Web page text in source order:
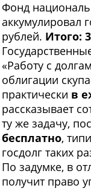
Фонд
аккумулировал
рублей. Итого:
«Работу с
облигации
практически в
рассказывает
ту же задачу,
бесплатно,
госдолг таких
По задумке, в
получит право